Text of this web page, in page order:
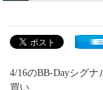
4/16のBB-Dayシグナ
買い